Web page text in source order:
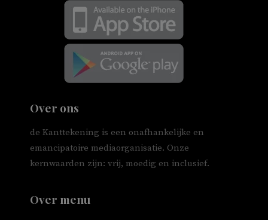
Over ons
de Kanttekening is een onafhankelijke en
emancipatoire mediaorganisatie. Onze
kernwaarden zijn: vrij, moedig en inclusief.
Over menu